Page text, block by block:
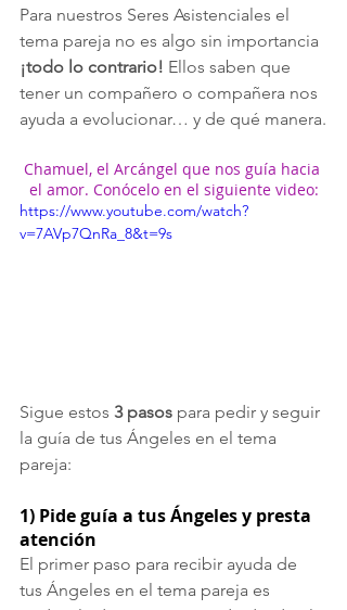
Para nuestros Seres Asistenciales el
tema pareja no es algo sin importancia
¡todo lo contrario! Ellos saben que
tener un compañero o compañera nos
ayuda a evolucionar… y de qué manera.
Chamuel, el Arcángel que nos guía hacia
el amor. Conócelo en el siguiente video:
https://www.youtube.com/watch?
v=7AVp7QnRa_8&t=9s
Sigue estos 3 pasos para pedir y seguir
la guía de tus Ángeles en el tema
pareja:
1) Pide guía a tus Ángeles y presta
atención
El primer paso para recibir ayuda de
tus Ángeles en el tema pareja es